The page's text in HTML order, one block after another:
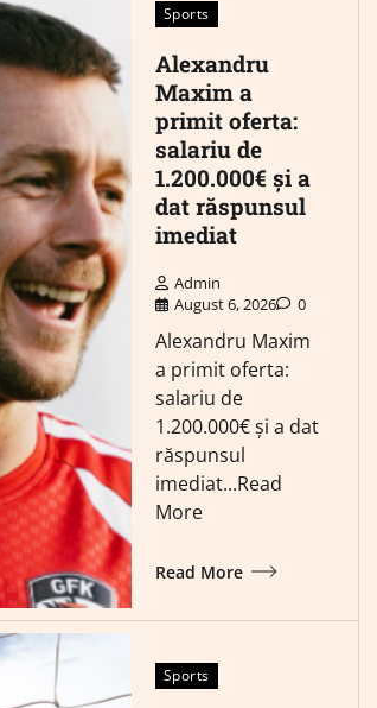
Sports
Alexandru
Maxim a
primit oferta:
salariu de
1.200.000€ și a
dat răspunsul
imediat
Admin
August 6, 2026
0
Alexandru Maxim
a primit oferta:
salariu de
1.200.000€ și a dat
răspunsul
imediat...Read
More
Read More
Sports